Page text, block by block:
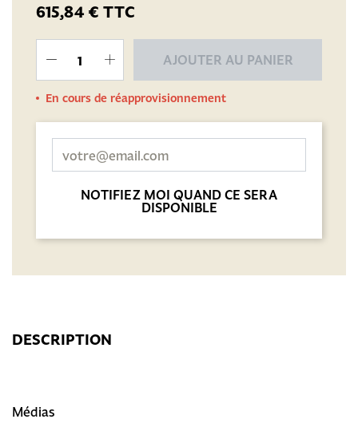
615,84 € TTC
AJOUTER AU PANIER
En cours de réapprovisionnement
NOTIFIEZ MOI QUAND CE SERA
DISPONIBLE
DESCRIPTION
Médias